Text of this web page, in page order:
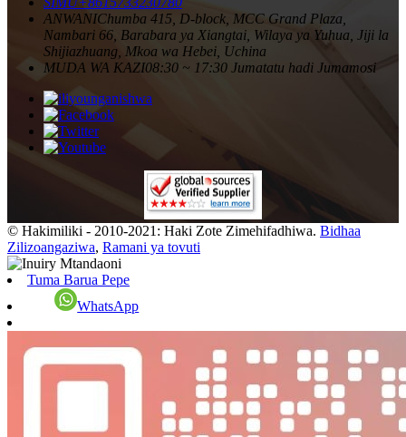
ANWANIChumba 415, D-block, MCC Grand Plaza,
Nambari 66, Barabara ya Xiangtai, Wilaya ya Yuhua, Jiji la
Shijiazhuang, Mkoa wa Hebei, Uchina
MUDA WA KAZI08:30 ~ 17:30 Jumatatu hadi Jumamosi
© Hakimiliki - 2010-2021: Haki Zote Zimehifadhiwa. Bidhaa
Zilizoangaziwa, Ramani ya tovuti
Tuma Barua Pepe
WhatsApp